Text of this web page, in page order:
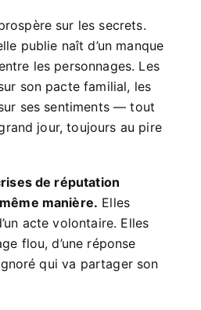
sur les secrets.
publie naît d’un manque
les personnages. Les
son pacte familial, les
ses sentiments — tout
jour, toujours au pire
de réputation
manière. Elles
acte volontaire. Elles
flou, d’une réponse
qui va partager son